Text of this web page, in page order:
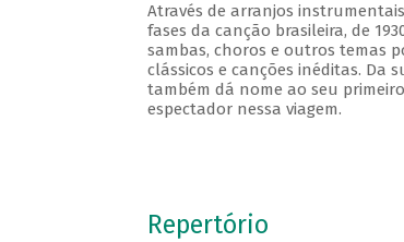
Através de arranjos
fases da canção brasileira, de
sambas, choros e outros temas
clássicos e canções inéditas. Da
também dá nome ao seu
espectador nessa viagem.
Repertório